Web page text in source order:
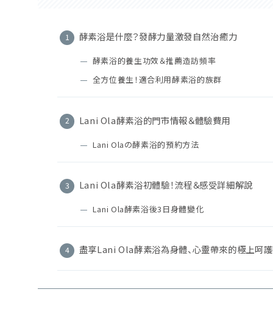
酵素浴是什麼？發酵力量激發自然治癒力
酵素浴的養生功效＆推薦造訪頻率
全方位養生！適合利用酵素浴的族群
Lani Ola酵素浴的門市情報＆體驗費用
Lani Olaの酵素浴的預約方法
Lani Ola酵素浴初體驗！流程＆感受詳細解說
Lani Ola酵素浴後3日身體變化
盡享Lani Ola酵素浴為身體、心靈帶來的極上呵護